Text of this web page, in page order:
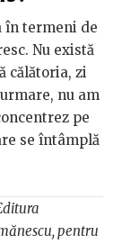
în termeni de
Nu există
călătoria, zi
nu am
pe
se întâmplă
pentru